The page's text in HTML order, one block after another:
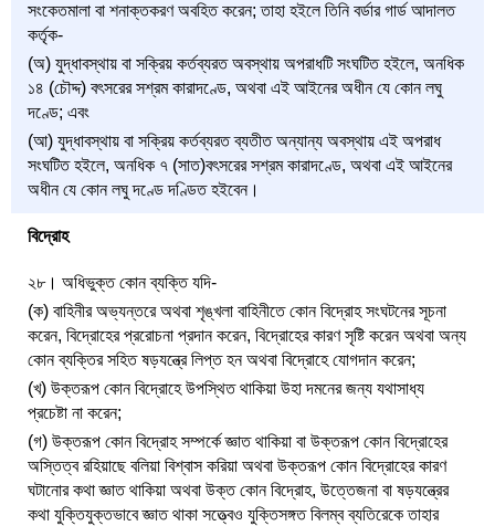
সংকেতমালা বা শনাক্তকরণ অবহিত করেন; তাহা হইলে তিনি বর্ডার গার্ড আদালত
কর্তৃক-
(অ) যুদ্ধাবস্থায় বা সক্রিয় কর্তব্যরত অবস্থায় অপরাধটি সংঘটিত হইলে, অনধিক
১৪ (চৌদ্দ) বৎসরের সশ্রম কারাদণ্ডে, অথবা এই আইনের অধীন যে কোন লঘু
দণ্ডে; এবং
(আ) যুদ্ধাবস্থায় বা সক্রিয় কর্তব্যরত ব্যতীত অন্যান্য অবস্থায় এই অপরাধ
সংঘটিত হইলে, অনধিক ৭ (সাত)বৎসরের সশ্রম কারাদণ্ডে, অথবা এই আইনের
অধীন যে কোন লঘু দণ্ডে দণ্ডিত হইবেন।
বিদ্রোহ
২৮। অধিভুক্ত কোন ব্যক্তি যদি-
(ক) বাহিনীর অভ্যন্তরে অথবা শৃঙ্খলা বাহিনীতে কোন বিদ্রোহ সংঘটনের সূচনা
করেন, বিদ্রোহের প্ররোচনা প্রদান করেন, বিদ্রোহের কারণ সৃষ্টি করেন অথবা অন্য
কোন ব্যক্তির সহিত ষড়যন্ত্রে লিপ্ত হন অথবা বিদ্রোহে যোগদান করেন;
(খ) উক্তরূপ কোন বিদ্রোহে উপস্থিত থাকিয়া উহা দমনের জন্য যথাসাধ্য
প্রচেষ্টা না করেন;
(গ) উক্তরূপ কোন বিদ্রোহ সম্পর্কে জ্ঞাত থাকিয়া বা উক্তরূপ কোন বিদ্রোহের
অস্তিত্ব রহিয়াছে বলিয়া বিশ্বাস করিয়া অথবা উক্তরূপ কোন বিদ্রোহের কারণ
ঘটানোর কথা জ্ঞাত থাকিয়া অথবা উক্ত কোন বিদ্রোহ, উত্তেজনা বা ষড়যন্ত্রের
কথা যুক্তিযুক্তভাবে জ্ঞাত থাকা সত্ত্বেও যুক্তিসঙ্গত বিলম্ব ব্যতিরেকে তাহার